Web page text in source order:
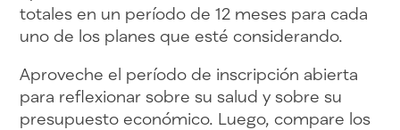
totales en un período de 12 meses para cada
uno de los planes que esté considerando.
Aproveche el período de inscripción abierta
para reflexionar sobre su salud y sobre su
presupuesto económico. Luego, compare los